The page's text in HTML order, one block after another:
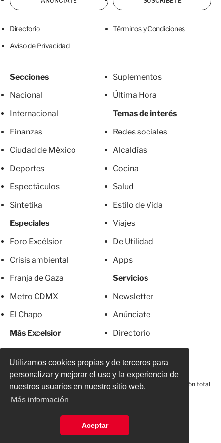
Utilizamos cookies propias y de terceros para
personalizar y mejorar el uso y la experiencia de
nuestros usuarios en nuestro sitio web.
Más información
Aceptar
Directorio Términos y Condiciones
Aviso de Privacidad
Secciones
Nacional
Internacional
Finanzas
Ciudad de México
Deportes
Espectáculos
Sintetika
Especiales
Foro Excélsior
Crisis ambiental
Franja de Gaza
Metro CDMX
El Chapo
Más Excelsior
Suplementos
Última Hora
Temas de interés
Redes sociales
Alcaldías
Cocina
Salud
Estilo de Vida
Viajes
De Utilidad
Apps
Servicios
Newsletter
Anúnciate
Directorio
© 2026 Todos los derechos reservados. Prohibida la reproducción total
o parcial, incluyendo cualquier medio electrónico*